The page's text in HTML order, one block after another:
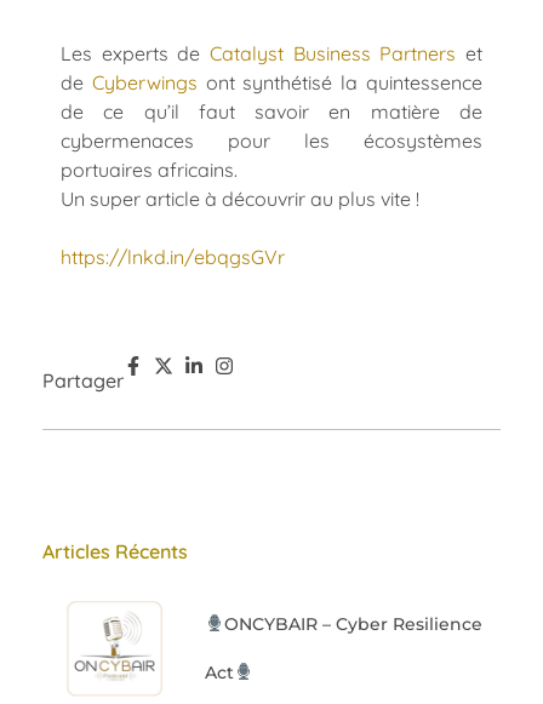
Les experts de Catalyst Business Partners et
de Cyberwings ont synthétisé la quintessence
de ce qu’il faut savoir en matière de
cybermenaces pour les écosystèmes
portuaires africains.
Un super article à découvrir au plus vite !
https://lnkd.in/ebqgsGVr
Partager
Articles Récents
ONCYBAIR – Cyber Resilience
Act